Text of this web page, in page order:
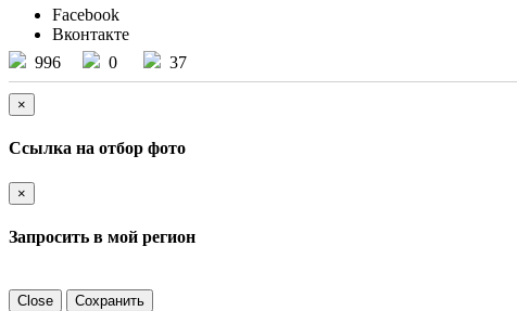
Facebook
Вконтакте
996
0 37
×
Ссылка на отбор фото
×
Запросить в мой регион
Close Сохранить